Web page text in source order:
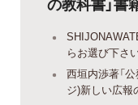
らお選び下さ
西垣内渉著「
ジ)新しい広報